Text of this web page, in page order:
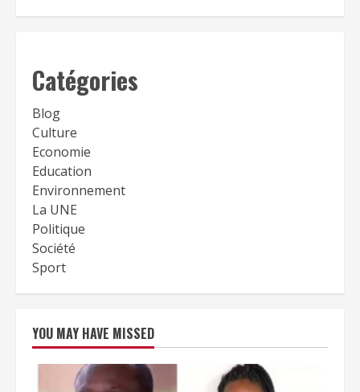
Catégories
Blog
Culture
Economie
Education
Environnement
La UNE
Politique
Société
Sport
YOU MAY HAVE MISSED